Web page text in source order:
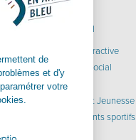
VIVRE ICI
Carte interactive
Santé et social
Aînés
Enfance et Jeunesse
Equipements sportifs